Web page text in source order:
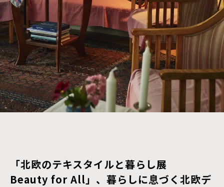
「北欧のテキスタイルと暮らし展
Beauty for All」、暮らしに息づく北欧デ